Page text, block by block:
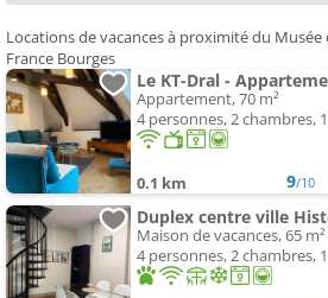
Locations de vacances à proximité du
France Bourges
Le KT-Dral -
Appartement, 70 m²
4 personnes, 2 chambres,
0.1 km 9/10
Duplex centre ville
Maison de vacances, 65 m²
4 personnes, 2 chambres,